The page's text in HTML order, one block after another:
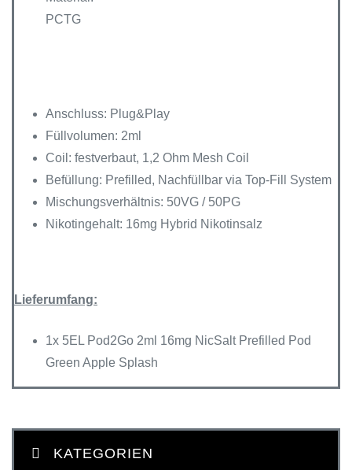
PCTG
Anschluss: Plug&Play
Füllvolumen: 2ml
Coil: festverbaut, 1,2 Ohm Mesh Coil
Befüllung: Prefilled, Nachfüllbar via Top-Fill System
Mischungsverhältnis: 50VG / 50PG
Nikotingehalt: 16mg Hybrid Nikotinsalz
Lieferumfang:
1x 5EL Pod2Go 2ml 16mg NicSalt Prefilled Pod
Green Apple Splash
KATEGORIEN